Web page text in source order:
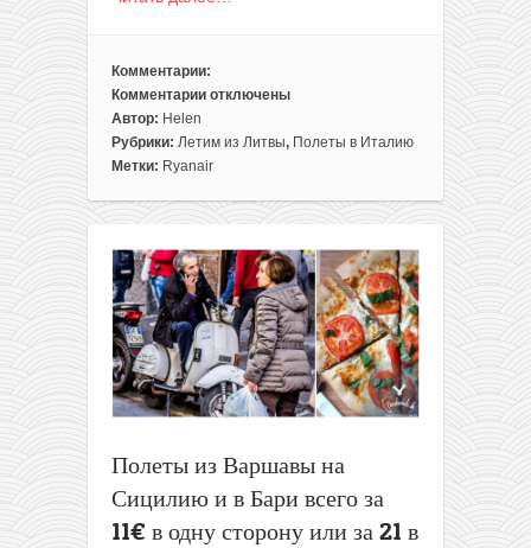
Комментарии:
Комментарии
к
записи
Ryanair:
Римини
в
начале
сезона
всего
за
40€
отключены
Автор: Helen
Рубрики: Летим из Литвы, Полеты в Италию
Метки: Ryanair
Полеты из Варшавы на
Сицилию и в Бари всего за
11€ в одну сторону или за 21 в